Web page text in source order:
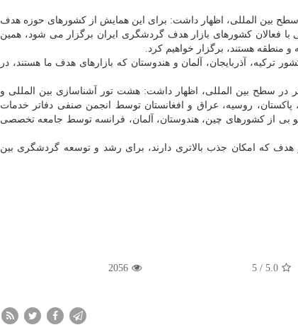
سطح بین المللی، اظهار داشت: برای این همایش از کشورهای حوزه هدف
فعالان کشورهای بازار هدف گردشگری ایران برگزار می شود، همین
منطقه هستند، برگزار خواهیم کرد.
آذربایجان، آلمان و هندوستان که بازارهای هدف ما هستند، در
در سطح بین المللی، اظهار داشت: هشت تور آشناسازی بین المللی و
پاکستان، روسیه، عراق و افغانستان توسط انجمن صنفی دفاتر خدمات
از کشورهای چین، هندوستان، آلمان، فرانسه توسط جامعه تخصصی
هفته های فرهنگی ایران حداقل در ۱۰ کشور بازار هدف که امکان جذب بالاتری دارند، برای رشد و توسعه گردشگری بین
5.0
/ 5
2056